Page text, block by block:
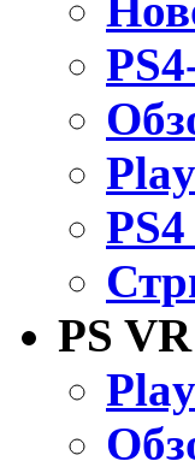
PS